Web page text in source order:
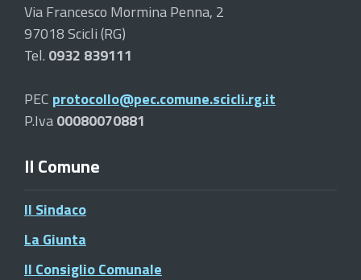
Via Francesco Mormina Penna, 2
97018 Scicli (RG)
Tel. 0932 839111
PEC protocollo@pec.comune.scicli.rg.it
P.Iva00080070881
Il Comune
Il Sindaco
La Giunta
Il Consiglio Comunale